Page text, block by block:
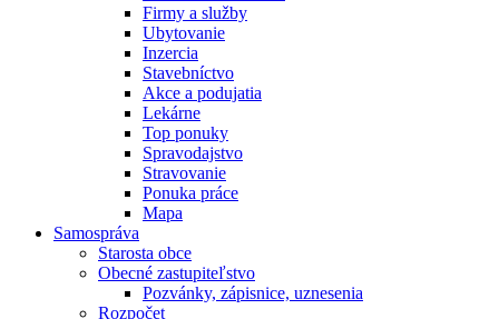
Firmy a služby
Ubytovanie
Inzercia
Stavebníctvo
Akce a podujatia
Lekárne
Top ponuky
Spravodajstvo
Stravovanie
Ponuka práce
Mapa
Samospráva
Starosta obce
Obecné zastupiteľstvo
Pozvánky, zápisnice, uznesenia
Rozpočet